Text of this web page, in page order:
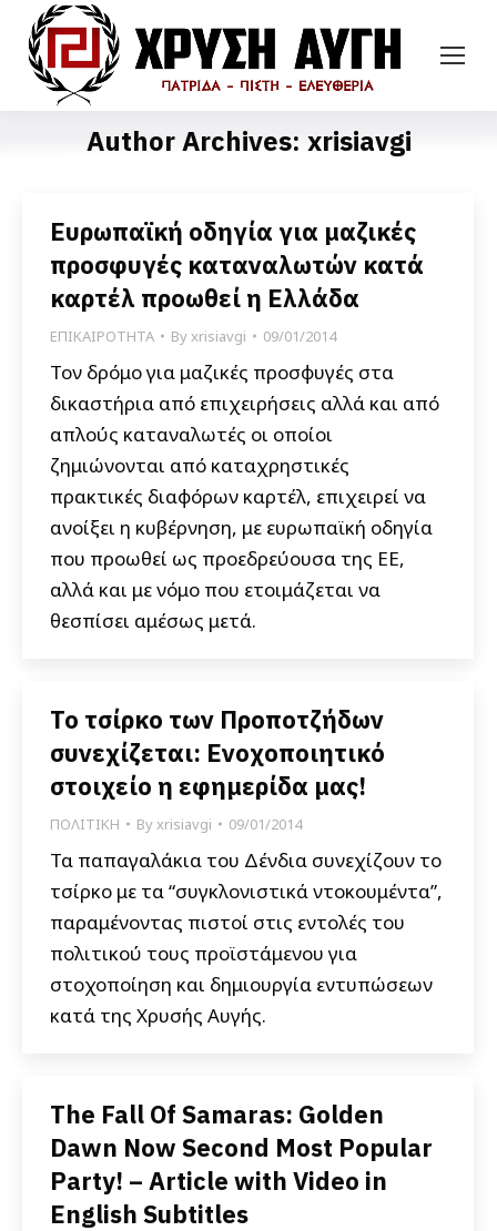
Author Archives: xrisiavgi
Ευρωπαϊκή οδηγία για μαζικές
προσφυγές καταναλωτών κατά
καρτέλ προωθεί η Ελλάδα
ΕΠΙΚΑΙΡΟΤΗΤΑ Byxrisiavgi 09/01/2014
Τον δρόμο για μαζικές προσφυγές στα
δικαστήρια από επιχειρήσεις αλλά και από
απλούς καταναλωτές οι οποίοι
ζημιώνονται από καταχρηστικές
πρακτικές διαφόρων καρτέλ, επιχειρεί να
ανοίξει η κυβέρνηση, με ευρωπαϊκή οδηγία
που προωθεί ως προεδρεύουσα της ΕΕ,
αλλά και με νόμο που ετοιμάζεται να
θεσπίσει αμέσως μετά.
Το τσίρκο των Προποτζήδων
συνεχίζεται: Ενοχοποιητικό
στοιχείο η εφημερίδα μας!
ΠΟΛΙΤΙΚΗ Byxrisiavgi 09/01/2014
Τα παπαγαλάκια του Δένδια συνεχίζουν το
τσίρκο με τα “συγκλονιστικά ντοκουμέντα”,
παραμένοντας πιστοί στις εντολές του
πολιτικού τους προϊστάμενου για
στοχοποίηση και δημιουργία εντυπώσεων
κατά της Χρυσής Αυγής.
The Fall Of Samaras: Golden
Dawn Now Second Most Popular
Party! – Article with Video in
English Subtitles